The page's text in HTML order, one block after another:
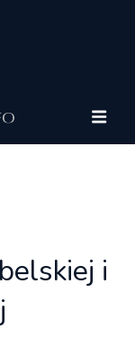
i